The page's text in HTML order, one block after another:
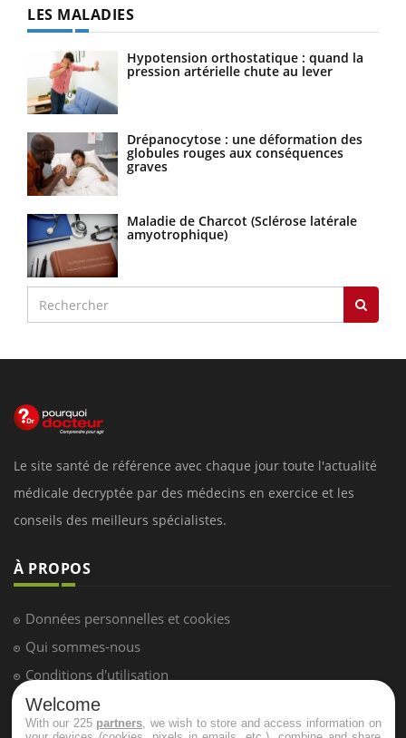
LES MALADIES
Hypotension orthostatique : quand la
pression artérielle chute au lever
Drépanocytose : une déformation des
globules rouges aux conséquences
graves
Maladie de Charcot (Sclérose latérale
amyotrophique)
Le site santé de référence avec chaque jour toute l'actualité
médicale decryptée par des médecins en exercice et les
conseils des meilleurs spécialistes.
À PROPOS
Données personnelles et cookies
Qui sommes-nous
Conditions d'utilisation
Plan du site
Mentions Légales
Welcome
With our 225 partners , we wish to store and access information on